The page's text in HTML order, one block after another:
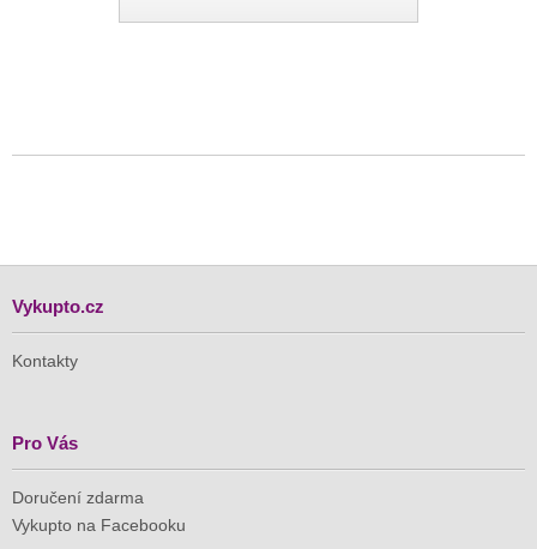
Vykupto.cz
Kontakty
Pro Vás
Doručení zdarma
Vykupto na Facebooku